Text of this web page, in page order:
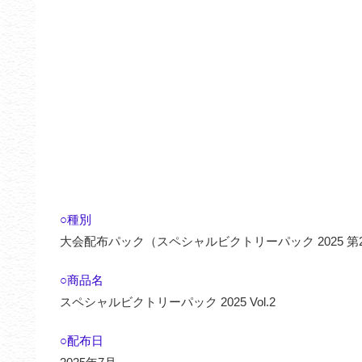
○種別
大会配布パック（スペシャルビクトリーパック 2025 第
○商品名
スペシャルビクトリーパック 2025 Vol.2
○配布日